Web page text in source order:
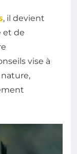
, il devient
et de
vise à